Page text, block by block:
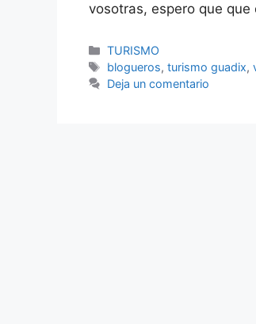
vosotras, espero que
Categorías
TURISMO
Etiquetas
blogueros,turismo guadix,
Deja un comentario